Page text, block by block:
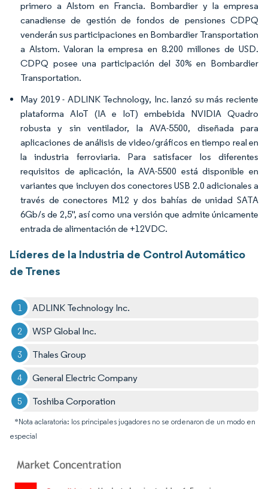
primero a Alstom en Francia. Bombardier y la empresa
canadiense de gestión de fondos de pensiones CDPQ
venderán sus participaciones en Bombardier Transportation
a Alstom. Valoran la empresa en 8.200 millones de USD.
CDPQ posee una participación del 30% en Bombardier
Transportation.
May 2019 - ADLINK Technology, Inc. lanzó su más reciente
plataforma AIoT (IA e IoT) embebida NVIDIA Quadro
robusta y sin ventilador, la AVA-5500, diseñada para
aplicaciones de análisis de video/gráficos en tiempo real en
la industria ferroviaria. Para satisfacer los diferentes
requisitos de aplicación, la AVA-5500 está disponible en
variantes que incluyen dos conectores USB 2.0 adicionales a
través de conectores M12 y dos bahías de unidad SATA
6Gb/s de 2,5", así como una versión que admite únicamente
entrada de alimentación de +12VDC.
Líderes de la Industria de Control Automático
de Trenes
ADLINK Technology Inc.
WSP Global Inc.
Thales Group
General Electric Company
Toshiba Corporation
*Nota aclaratoria: los principales jugadores no se ordenaron de un modo en
especial